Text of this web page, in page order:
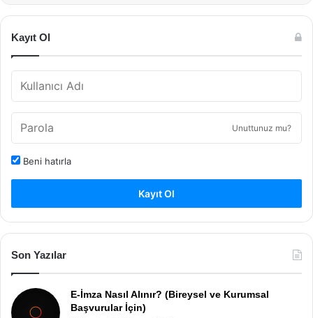
Kayıt Ol
Unuttunuz mu?
Beni hatırla
Kayıt Ol
Son Yazılar
E-İmza Nasıl Alınır? (Bireysel ve Kurumsal
Başvurular İçin)